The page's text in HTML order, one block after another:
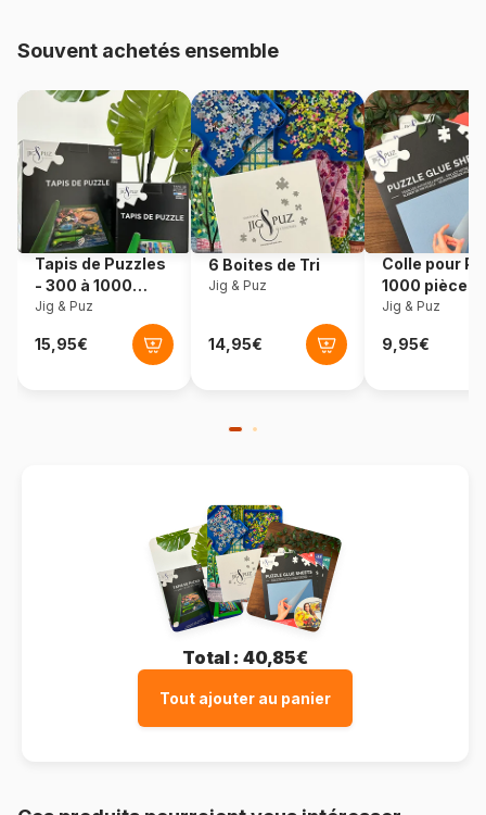
Référence Master-Pieces-72455
EAN 705988724558
Nombre de pièces 1000 pièces
Dimensions 48 x 67 cm
Souvent achetés ensemble
Tapis de Puzzles
- 300 à 1000
pièces
Jig & Puz
6 Boites de Tri
Jig & Puz
Colle pour
1000 pièces
Jig & Puz
Total : 40,85€
Tout ajouter au panier